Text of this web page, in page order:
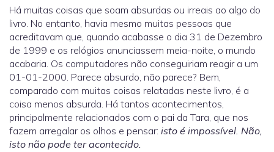
Há muitas coisas que soam absurdas ou irreais ao algo do
livro. No entanto, havia mesmo muitas pessoas que
acreditavam que, quando acabasse o dia 31 de Dezembro
de 1999 e os relógios anunciassem meia-noite, o mundo
acabaria. Os computadores não conseguiriam reagir a um
01-01-2000. Parece absurdo, não parece? Bem,
comparado com muitas coisas relatadas neste livro, é a
coisa menos absurda. Há tantos acontecimentos,
principalmente relacionados com o pai da Tara, que nos
fazem arregalar os olhos e pensar: isto é impossível. Não,
isto não pode ter acontecido.